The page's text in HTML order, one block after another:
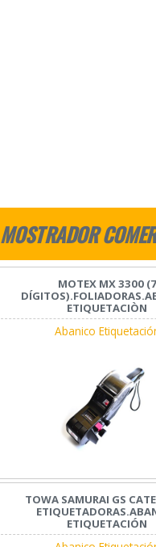
MOSTRADOR
MOTEX MX 3300 (7
ETIQUETACIÒN
Abanico
TOWA SAMURAI GS
ETIQUETACIÓN